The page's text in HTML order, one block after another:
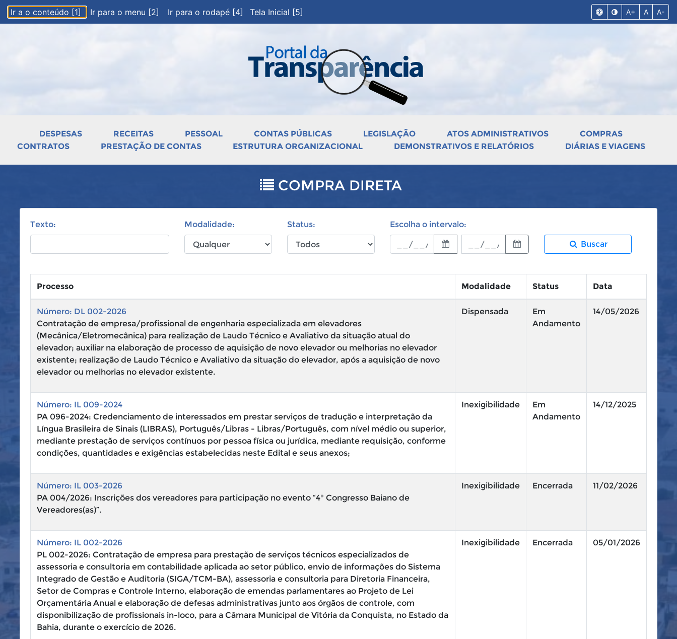
Ir a o conteúdo [1] Ir para o menu [2] Ir para o rodapé [4] Tela Inicial [5] A+ A A-
DESPESAS RECEITAS PESSOAL CONTAS PÚBLICAS LEGISLAÇÃO ATOS ADMINISTRATIVOS
COMPRAS
CONTRATOS
PRESTAÇÃO DE CONTAS ESTRUTURA ORGANIZACIONAL DEMONSTRATIVOS E RELATÓRIOS DIÁRIAS E VIAGENS
COMPRA DIRETA
Texto: Modalidade: Status: Escolha o intervalo:
Buscar
Processo Modalidade Status Data
Número: DL 002-2026
Contratação de empresa/profissional de engenharia especializada em elevadores
(Mecânica/Eletromecânica) para realização de Laudo Técnico e Avaliativo da situação atual do
elevador; auxiliar na elaboração de processo de aquisição de novo elevador ou melhorias no elevador
existente; realização de Laudo Técnico e Avaliativo da situação do elevador, após a aquisição de novo
elevador ou melhorias no elevador existente.
Dispensada
Em
Andamento
14/05/2026
Número: IL 009-2024
PA 096-2024: Credenciamento de interessados em prestar serviços de tradução e interpretação da
Língua Brasileira de Sinais (LIBRAS), Português/Libras - Libras/Português, com nível médio ou superior,
mediante prestação de serviços contínuos por pessoa física ou jurídica, mediante requisição, conforme
condições, quantidades e exigências estabelecidas neste Edital e seus anexos;
Inexigibilidade
Em
Andamento
14/12/2025
Número: IL 003-2026
PA 004/2026: Inscrições dos vereadores para participação no evento “4° Congresso Baiano de
Vereadores(as)”.
Inexigibilidade Encerrada 11/02/2026
Número: IL 002-2026
PL 002-2026: Contratação de empresa para prestação de serviços técnicos especializados de
assessoria e consultoria em contabilidade aplicada ao setor público, envio de informações do Sistema
Integrado de Gestão e Auditoria (SIGA/TCM-BA), assessoria e consultoria para Diretoria Financeira,
Setor de Compras e Controle Interno, elaboração de emendas parlamentares ao Projeto de Lei
Orçamentária Anual e elaboração de defesas administrativas junto aos órgãos de controle, com
disponibilização de profissionais in-loco, para a Câmara Municipal de Vitória da Conquista, no Estado da
Bahia, durante o exercício de 2026.
Inexigibilidade Encerrada 05/01/2026